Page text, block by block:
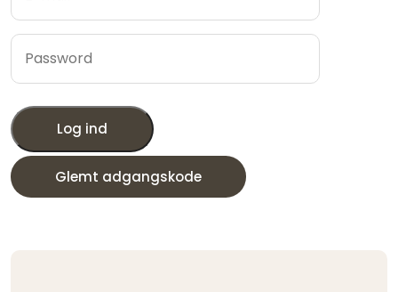
Log ind
Glemt adgangskode